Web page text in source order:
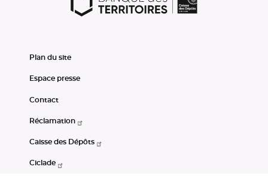
Plan du site
Espace presse
Contact
Réclamation
Caisse des Dépôts
Ciclade